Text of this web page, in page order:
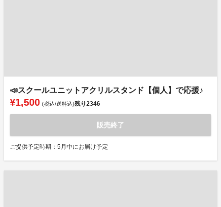
📣スクールユニットアクリルスタンド【個人】で応援♪
¥1,500 (税込/送料込)残り2346
販売終了
ご提供予定時期：5月中にお届け予定